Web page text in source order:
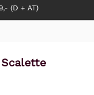
(D + AT)
Scalette